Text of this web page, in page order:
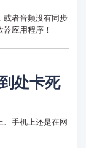
或者音频没有同步
应用程序！
处卡死
、手机上还是在网